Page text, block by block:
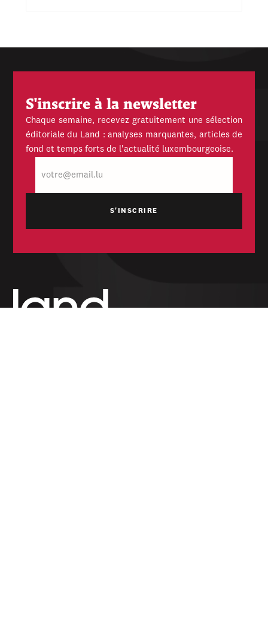
S'inscrire à la newsletter
Chaque semaine, recevez gratuitement une sélection
éditoriale du Land : analyses marquantes, articles de
fond et temps forts de l'actualité luxembourgeoise.
mail